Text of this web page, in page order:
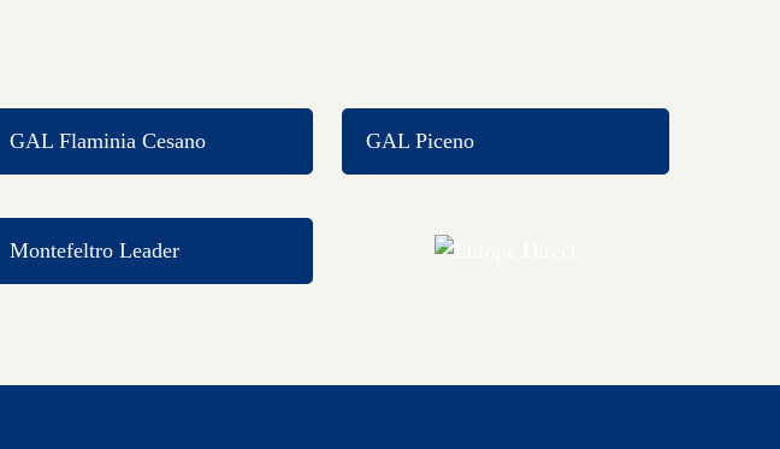
GAL Flaminia Cesano GAL Piceno
Montefeltro Leader